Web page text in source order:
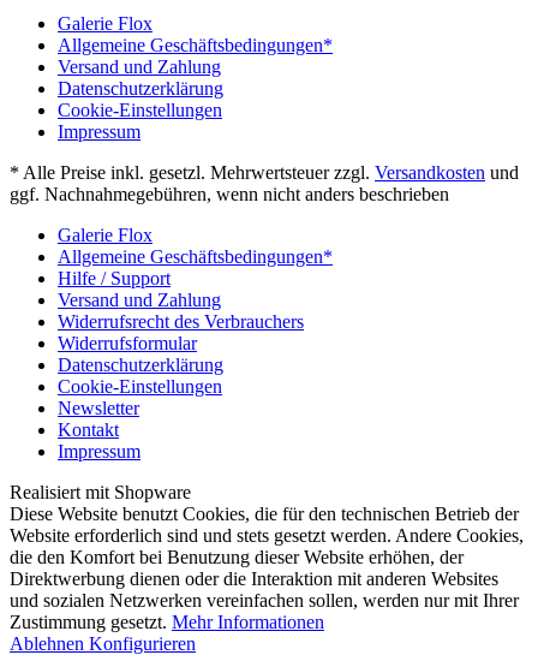
Galerie Flox
Allgemeine Geschäftsbedingungen*
Versand und Zahlung
Datenschutzerklärung
Cookie-Einstellungen
Impressum
* Alle Preise inkl. gesetzl. Mehrwertsteuer zzgl. Versandkosten und
ggf. Nachnahmegebühren, wenn nicht anders beschrieben
Galerie Flox
Allgemeine Geschäftsbedingungen*
Hilfe / Support
Versand und Zahlung
Widerrufsrecht des Verbrauchers
Widerrufsformular
Datenschutzerklärung
Cookie-Einstellungen
Newsletter
Kontakt
Impressum
Realisiert mit Shopware
Diese Website benutzt Cookies, die für den technischen Betrieb der
Website erforderlich sind und stets gesetzt werden. Andere Cookies,
die den Komfort bei Benutzung dieser Website erhöhen, der
Direktwerbung dienen oder die Interaktion mit anderen Websites
und sozialen Netzwerken vereinfachen sollen, werden nur mit Ihrer
Zustimmung gesetzt. Mehr Informationen
Ablehnen Konfigurieren